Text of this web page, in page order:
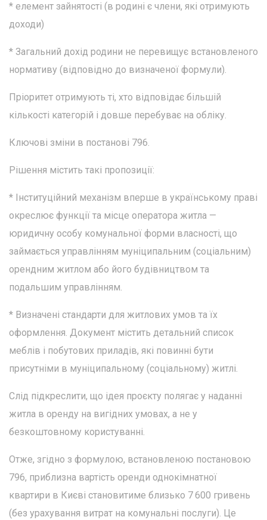
* елемент зайнятості (в родині є члени, які отримують
доходи)
* Загальний дохід родини не перевищує встановленого
нормативу (відповідно до визначеної формули).
Пріоритет отримують ті, хто відповідає більшій
кількості категорій і довше перебуває на обліку.
Ключові зміни в постанові 796.
Рішення містить такі пропозиції:
* Інституційний механізм вперше в українському праві
окреслює функції та місце оператора житла —
юридичну особу комунальної форми власності, що
займається управлінням муніципальним (соціальним)
орендним житлом або його будівництвом та
подальшим управлінням.
* Визначені стандарти для житлових умов та їх
оформлення. Документ містить детальний список
меблів і побутових приладів, які повинні бути
присутніми в муніципальному (соціальному) житлі.
Слід підкреслити, що ідея проєкту полягає у наданні
житла в оренду на вигідних умовах, а не у
безкоштовному користуванні.
Отже, згідно з формулою, встановленою постановою
796, приблизна вартість оренди однокімнатної
квартири в Києві становитиме близько 7 600 гривень
(без урахування витрат на комунальні послуги). Це